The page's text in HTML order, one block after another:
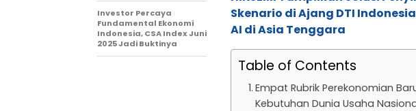
Skenario di Ajang DTI
AI di Asia Tenggara
Table of Contents
Empat Rubrik Perekonomian
Kebutuhan Dunia Usaha
Investor Percaya
Fundamental Ekonomi
Indonesia, CSA Index Juni
2025 Jadi Buktinya